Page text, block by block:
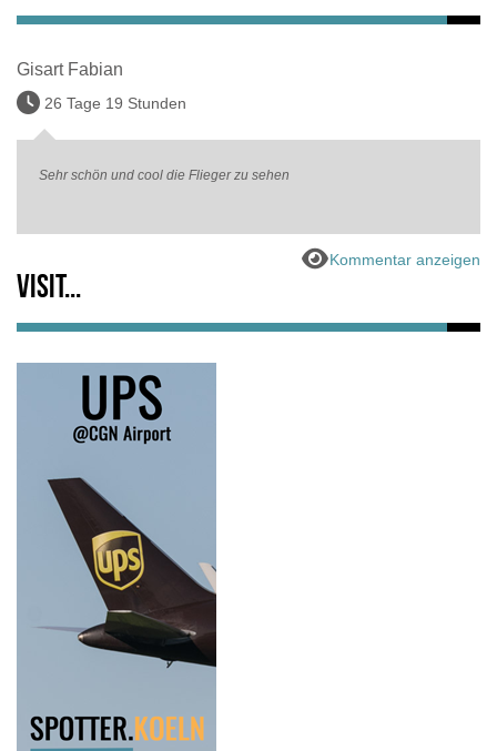
Gisart Fabian
26 Tage 19 Stunden
Sehr schön und cool die Flieger zu sehen
Kommentar anzeigen
Visit...